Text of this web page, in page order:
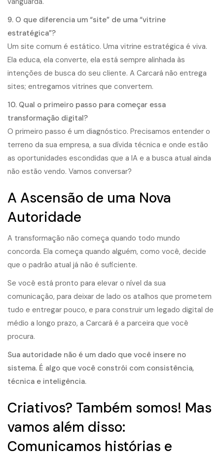
9. O que diferencia um “site” de uma “vitrine
estratégica”?
Um site comum é estático. Uma vitrine estratégica é viva.
Ela educa, ela converte, ela está sempre alinhada às
intenções de busca do seu cliente. A Carcará não entrega
sites; entregamos vitrines que convertem.
10. Qual o primeiro passo para começar essa
transformação digital?
O primeiro passo é um diagnóstico. Precisamos entender o
terreno da sua empresa, a sua dívida técnica e onde estão
as oportunidades escondidas que a IA e a busca atual ainda
não estão vendo. Vamos conversar?
A Ascensão de uma Nova
Autoridade
A transformação não começa quando todo mundo
concorda. Ela começa quando alguém, como você, decide
que o padrão atual já não é suficiente.
Se você está pronto para elevar o nível da sua
comunicação, para deixar de lado os atalhos que prometem
tudo e entregar pouco, e para construir um legado digital de
médio a longo prazo, a Carcará é a parceira que você
procura.
Sua autoridade não é um dado que você insere no
sistema. É algo que você constrói com consistência,
técnica e inteligência.
Criativos? Também somos! Mas
vamos além disso:
Comunicamos histórias e